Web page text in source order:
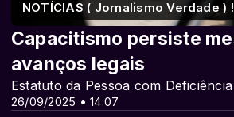
NOTÍCIAS ( Jornalismo Verdade ) !
26/09/2025 • 14:07
Capacitismo persiste
avanços legais
Estatuto da Pessoa com